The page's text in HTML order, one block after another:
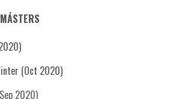
(Oct 2020)
2020)